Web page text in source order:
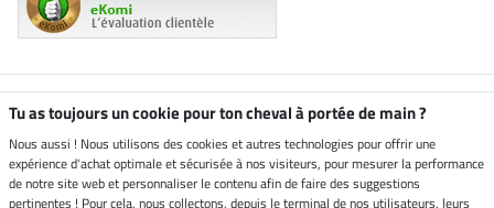
Boutique climatiquement
neutre
Livraison par
Tu as toujours un cookie pour ton cheval à portée de main ?
Nous aussi ! Nous utilisons des cookies et autres technologies pour offrir une
expérience d'achat optimale et sécurisée à nos visiteurs, pour mesurer la performance
de notre site web et personnaliser le contenu afin de faire des suggestions
pertinentes ! Pour cela, nous collectons, depuis le terminal de nos utilisateurs, leurs